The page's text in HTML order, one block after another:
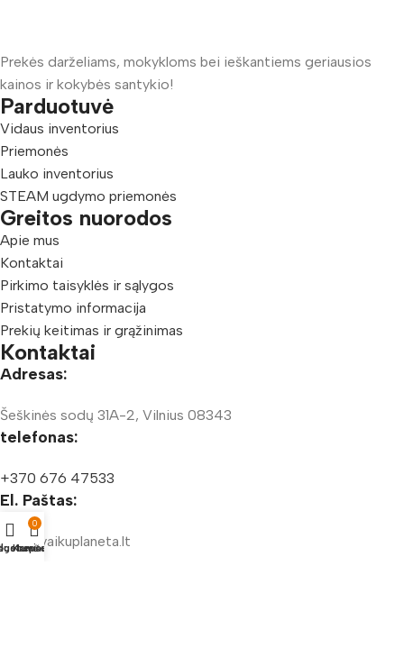
Prekės darželiams, mokykloms bei ieškantiems geriausios
kainos ir kokybės santykio!
Parduotuvė
Vidaus inventorius
Priemonės
Lauko inventorius
STEAM ugdymo priemonės
Greitos nuorodos
Apie mus
Kontaktai
Pirkimo taisyklės ir sąlygos
Pristatymo informacija
Prekių keitimas ir grąžinimas
Kontaktai
Adresas:
Šeškinės sodų 31A-2, Vilnius 08343
telefonas:
+370 676 47533
El. Paštas:
info@vaikuplaneta.lt
0
Krepšelis